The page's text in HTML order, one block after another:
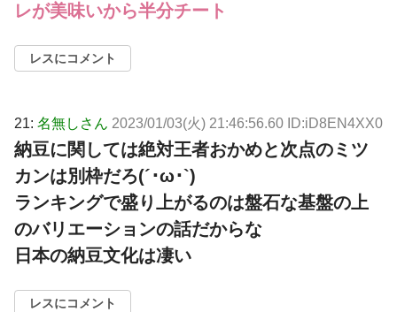
レが美味いから半分チート
レスにコメント
21: 名無しさん 2023/01/03(火) 21:46:56.60 ID:iD8EN4XX0
納豆に関しては絶対王者おかめと次点のミツ
カンは別枠だろ(´･ω･`)
ランキングで盛り上がるのは盤石な基盤の上
のバリエーションの話だからな
日本の納豆文化は凄い
レスにコメント